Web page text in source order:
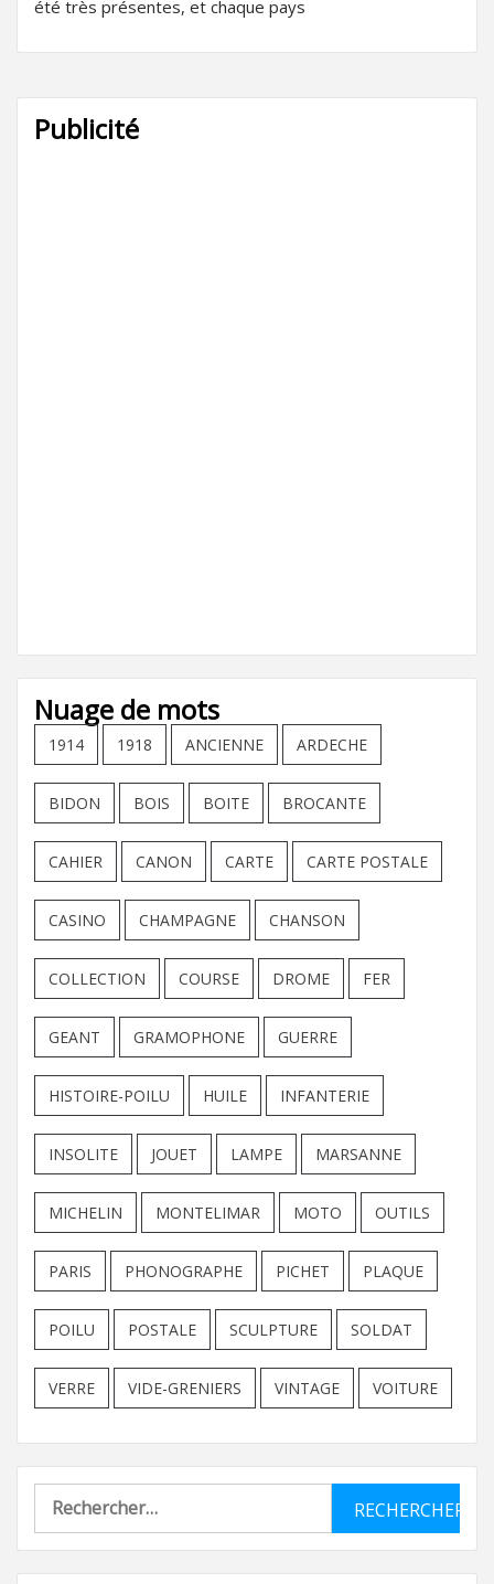
été très présentes, et chaque pays
Publicité
Nuage de mots
1914 1918 ANCIENNE ARDECHE
BIDON BOIS BOITE BROCANTE
CAHIER CANON CARTE CARTE POSTALE
CASINO CHAMPAGNE CHANSON
COLLECTION COURSE DROME FER
GEANT GRAMOPHONE GUERRE
HISTOIRE-POILU HUILE INFANTERIE
INSOLITE JOUET LAMPE MARSANNE
MICHELIN MONTELIMAR MOTO OUTILS
PARIS PHONOGRAPHE PICHET PLAQUE
POILU POSTALE SCULPTURE SOLDAT
VERRE VIDE-GRENIERS VINTAGE VOITURE
Rechercher :